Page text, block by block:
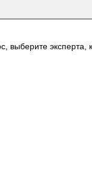
выберите эксперта,